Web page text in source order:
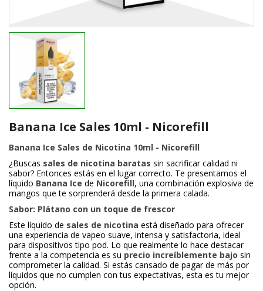
Banana Ice Sales 10ml - Nicorefill
Banana Ice Sales de Nicotina 10ml - Nicorefill
¿Buscas sales de nicotina baratas sin sacrificar calidad ni
sabor? Entonces estás en el lugar correcto. Te presentamos el
líquido Banana Ice de Nicorefill, una combinación explosiva de
mangos que te sorprenderá desde la primera calada.
Sabor: Plátano con un toque de frescor
Este líquido de sales de nicotina está diseñado para ofrecer
una experiencia de vapeo suave, intensa y satisfactoria, ideal
para dispositivos tipo pod. Lo que realmente lo hace destacar
frente a la competencia es su precio increíblemente bajo sin
comprometer la calidad. Si estás cansado de pagar de más por
líquidos que no cumplen con tus expectativas, esta es tu mejor
opción.